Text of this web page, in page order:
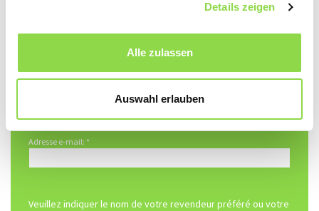
Details zeigen
Alle zulassen
Auswahl erlauben
Adresse e-mail: *
Veuillez indiquer le nom de votre revendeur préféré ou votre